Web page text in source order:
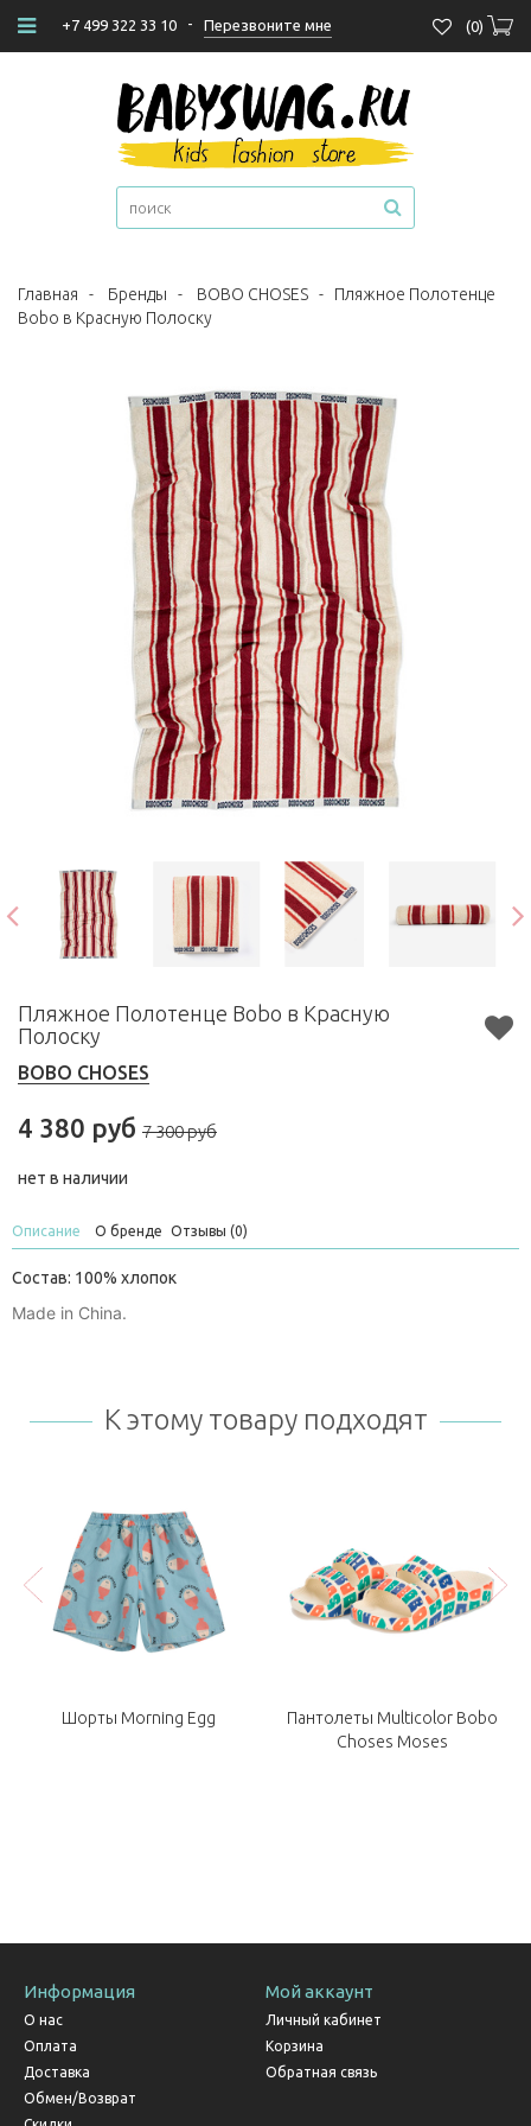
+7 499 322 33 10 - Перезвоните мне (0)
Главная - Бренды - BOBO CHOSES - Пляжное Полотенце
Bobo в Красную Полоску
Пляжное Полотенце Bobo в Красную
Полоску
BOBO CHOSES
4 380 руб 7 300 руб
нет в наличии
Описание О бренде Отзывы (0)
Состав: 100% хлопок
Made in China.
К этому товару подходят
Шорты Morning Egg
Пантолеты Multicolor Bobo
Choses Moses
Информация
О нас
Оплата
Доставка
Обмен/Возврат
Мой аккаунт
Личный кабинет
Корзина
Обратная связь